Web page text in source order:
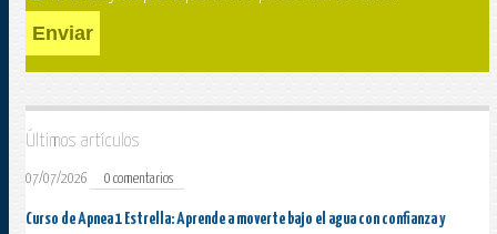
Enviar
Últimos artículos
07/07/2026 0 comentarios
Curso de Apnea 1 Estrella: Aprende a moverte bajo el agua con confianza y